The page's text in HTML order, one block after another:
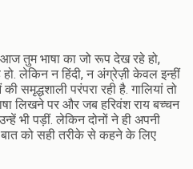
तुम भाषा का जो रूप देख रहे हो,
लेकिन न हिंदी, न अंग्रेज़ी केवल इन्हीं
समृद्धशाली परंपरा रही है. गालियां तो
लिखने पर और जब हरिवंश राय बच्चन
भी पड़ीं. लेकिन दोनों ने ही अपनी
बात को सही तरीके से कहने के लिए